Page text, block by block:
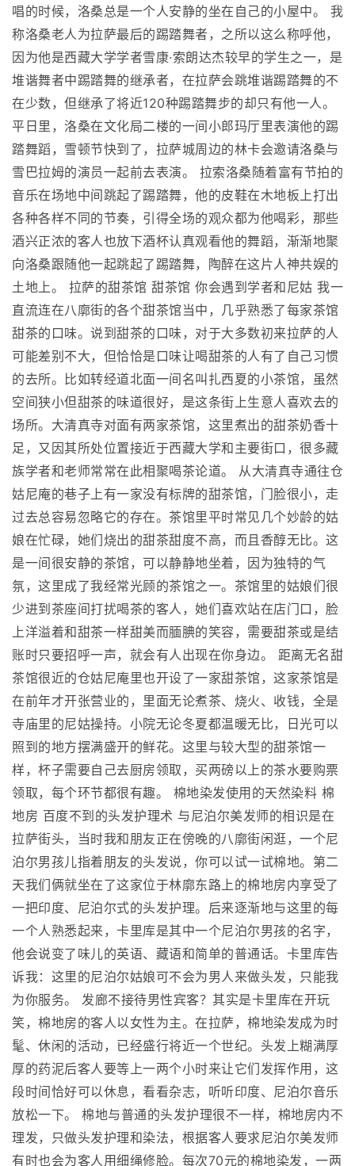
唱的时候，洛桑总是一个人安静的坐在自己的小屋中。 我
称洛桑老人为拉萨最后的踢踏舞者，之所以这么称呼他，
因为他是西藏大学学者雪康·索朗达杰较早的学生之一，是
堆谐舞者中踢踏舞的继承者，在拉萨会跳堆谐踢踏舞的不
在少数，但继承了将近120种踢踏舞步的却只有他一人。
平日里，洛桑在文化局二楼的一间小郎玛厅里表演他的踢
踏舞蹈，雪顿节快到了，拉萨城周边的林卡会邀请洛桑与
雪巴拉姆的演员一起前去表演。 拉索洛桑随着富有节拍的
音乐在场地中间跳起了踢踏舞，他的皮鞋在木地板上打出
各种各样不同的节奏，引得全场的观众都为他喝彩，那些
酒兴正浓的客人也放下酒杯认真观看他的舞蹈，渐渐地聚
向洛桑跟随他一起跳起了踢踏舞，陶醉在这片人神共娱的
土地上。 拉萨的甜茶馆 甜茶馆 你会遇到学者和尼姑 我一
直流连在八廓街的各个甜茶馆当中，几乎熟悉了每家茶馆
甜茶的口味。说到甜茶的口味，对于大多数初来拉萨的人
可能差别不大，但恰恰是口味让喝甜茶的人有了自己习惯
的去所。比如转经道北面一间名叫扎西夏的小茶馆，虽然
空间狭小但甜茶的味道很好，是这条街上生意人喜欢去的
场所。大清真寺对面有两家茶馆，这里煮出的甜茶奶香十
足，又因其所处位置接近于西藏大学和主要街口，很多藏
族学者和老师常常在此相聚喝茶论道。 从大清真寺通往仓
姑尼庵的巷子上有一家没有标牌的甜茶馆，门脸很小，走
过去总容易忽略它的存在。茶馆里平时常见几个妙龄的姑
娘在忙碌，她们烧出的甜茶甜度不高，而且香醇无比。这
是一间很安静的茶馆，可以静静地坐着，因为独特的气
氛，这里成了我经常光顾的茶馆之一。茶馆里的姑娘们很
少进到茶座间打扰喝茶的客人，她们喜欢站在店门口，脸
上洋溢着和甜茶一样甜美而腼腆的笑容，需要甜茶或是结
账时只要招呼一声，就会有人出现在你身边。 距离无名甜
茶馆很近的仓姑尼庵里也开设了一家甜茶馆，这家茶馆是
在前年才开张营业的，里面无论煮茶、烧火、收钱，全是
寺庙里的尼姑操持。小院无论冬夏都温暖无比，日光可以
照到的地方摆满盛开的鲜花。这里与较大型的甜茶馆一
样，杯子需要自己去厨房领取，买两磅以上的茶水要购票
领取，每个环节都很有趣。 棉地染发使用的天然染料 棉
地房 百度不到的头发护理术 与尼泊尔美发师的相识是在
拉萨街头，当时我和朋友正在傍晚的八廓街闲逛，一个尼
泊尔男孩儿指着朋友的头发说，你可以试一试棉地。第二
天我们俩就坐在了这家位于林廓东路上的棉地房内享受了
一把印度、尼泊尔式的头发护理。后来逐渐地与这里的每
一个人熟悉起来，卡里库是其中一个尼泊尔男孩的名字，
他会说变了味儿的英语、藏语和简单的普通话。卡里库告
诉我：这里的尼泊尔姑娘可不会为男人来做头发，只能我
为你服务。 发廊不接待男性宾客？其实是卡里库在开玩
笑，棉地房的客人以女性为主。在拉萨，棉地染发成为时
髦、休闲的活动，已经盛行将近一个世纪。头发上糊满厚
厚的药泥后客人要等上一两个小时来让它们发挥作用，这
段时间恰好可以休息，看看杂志，听听印度、尼泊尔音乐
放松一下。 棉地与普通的头发护理很不一样，棉地房内不
理发，只做头发护理和染法，根据客人要求尼泊尔美发师
有时也会为客人用细绳修脸。每次70元的棉地染发，一两